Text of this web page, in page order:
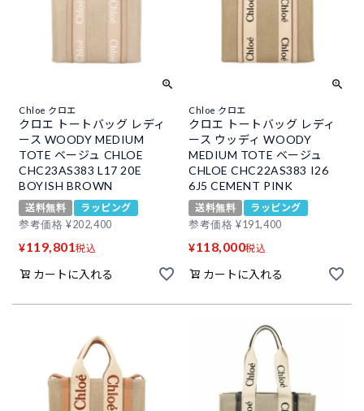
Chloe クロエ
クロエ トートバッグ レディ
ース WOODY MEDIUM
TOTE ベージュ CHLOE
CHC23AS383 L17 20E
BOYISH BROWN
送料無料
ラッピング
参考価格 ¥202,400
¥119,801税込
カートに入れる
Chloe クロエ
クロエ トートバッグ レディ
ース ウッディ WOODY
MEDIUM TOTE ベージュ
CHLOE CHC22AS383 I26
6J5 CEMENT PINK
送料無料
ラッピング
参考価格 ¥191,400
¥118,000税込
カートに入れる